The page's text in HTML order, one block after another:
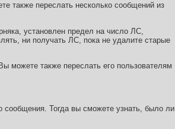
также переслать несколько сообщений из
установлен предел на число ЛС,
ни получать ЛС, пока не удалите старые
можете также переслать его пользователям
сообщения. Тогда вы сможете узнать, было ли